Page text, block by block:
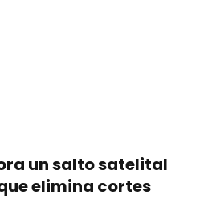
un salto satelital
elimina cortes